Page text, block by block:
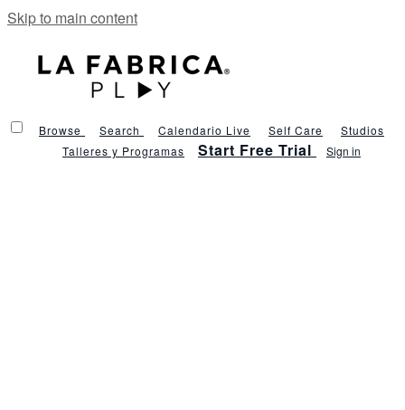
Skip to main content
Browse Search Calendario Live Self Care
Studios
Talleres y Programas
Start Free Trial Sign in